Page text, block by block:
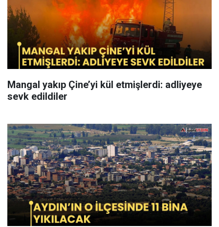
Mangal yakıp Çine’yi kül etmişlerdi: adliyeye
sevk edildiler